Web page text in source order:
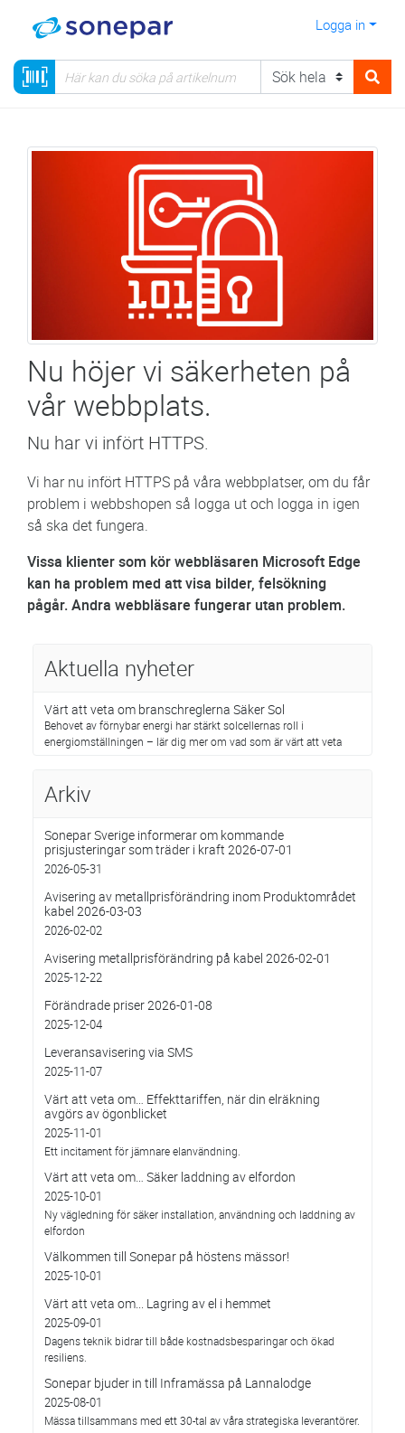
Logga in
Nu höjer vi säkerheten på
vår webbplats.
Nu har vi infört HTTPS.
Vi har nu infört HTTPS på våra webbplatser, om du får
problem i webbshopen så logga ut och logga in igen
så ska det fungera.
Vissa klienter som kör webbläsaren Microsoft Edge
kan ha problem med att visa bilder, felsökning
pågår. Andra webbläsare fungerar utan problem.
Aktuella nyheter
Värt att veta om branschreglerna Säker Sol
Behovet av förnybar energi har stärkt solcellernas roll i
energiomställningen – lär dig mer om vad som är värt att veta
Arkiv
Sonepar Sverige informerar om kommande
prisjusteringar som träder i kraft 2026-07-01
2026-05-31
Avisering av metallprisförändring inom Produktområdet
kabel 2026-03-03
2026-02-02
Avisering metallprisförändring på kabel 2026-02-01
2025-12-22
Förändrade priser 2026-01-08
2025-12-04
Leveransavisering via SMS
2025-11-07
Värt att veta om… Effekttariffen, när din elräkning
avgörs av ögonblicket
2025-11-01
Ett incitament för jämnare elanvändning.
Värt att veta om… Säker laddning av elfordon
2025-10-01
Ny vägledning för säker installation, användning och laddning av
elfordon
Välkommen till Sonepar på höstens mässor!
2025-10-01
Värt att veta om... Lagring av el i hemmet
2025-09-01
Dagens teknik bidrar till både kostnadsbesparingar och ökad
resiliens.
Sonepar bjuder in till Inframässa på Lannalodge
2025-08-01
Mässa tillsammans med ett 30-tal av våra strategiska leverantörer.